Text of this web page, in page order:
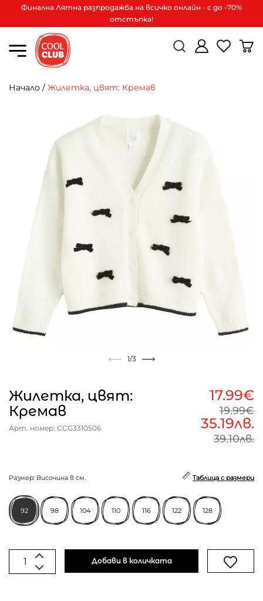
Финална Лятна разпродажба на всичко онлайн - с до -70%
отстъпка!
Начало / Жилетка, цвят: Кремав
1/3
Жилетка, цвят:
Кремав
Арт. номер: CCG3310506
17.99€
19.99€
35.19лв.
39.10лв.
Размер: Височина в см. Таблица с размери
92 98 104 110 116 122 128
Добави в количката